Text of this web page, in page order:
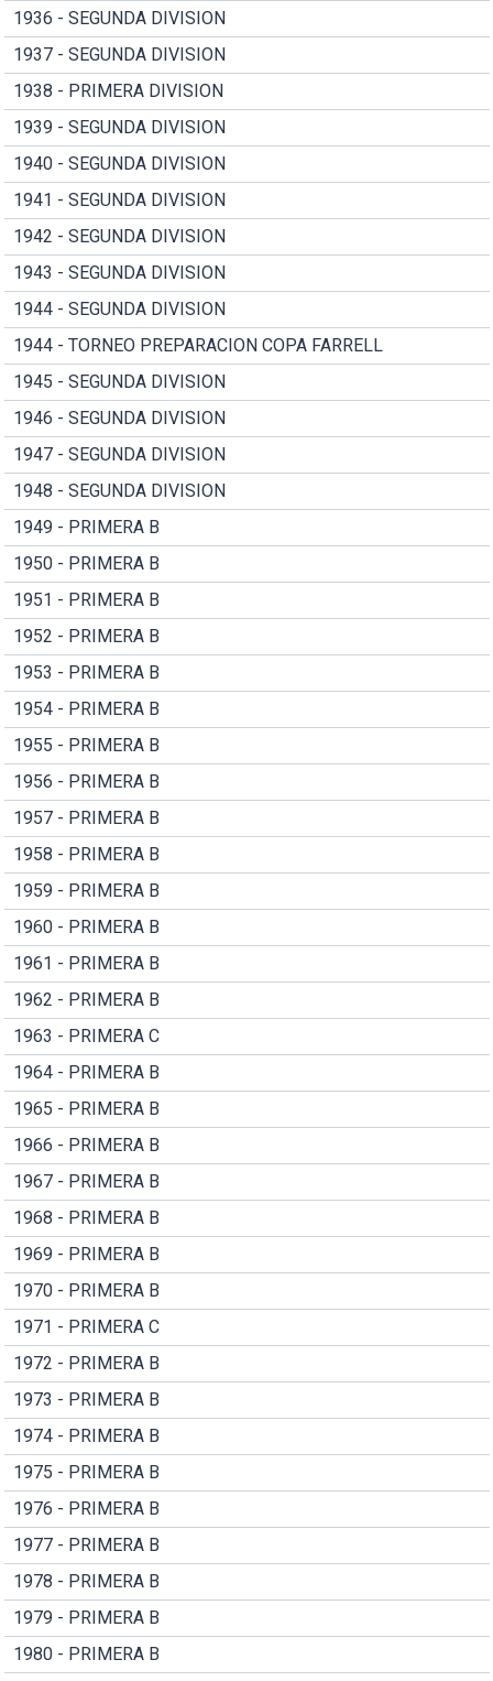
1936 - SEGUNDA DIVISION
1937 - SEGUNDA DIVISION
1938 - PRIMERA DIVISION
1939 - SEGUNDA DIVISION
1940 - SEGUNDA DIVISION
1941 - SEGUNDA DIVISION
1942 - SEGUNDA DIVISION
1943 - SEGUNDA DIVISION
1944 - SEGUNDA DIVISION
1944 - TORNEO PREPARACION COPA FARRELL
1945 - SEGUNDA DIVISION
1946 - SEGUNDA DIVISION
1947 - SEGUNDA DIVISION
1948 - SEGUNDA DIVISION
1949 - PRIMERA B
1950 - PRIMERA B
1951 - PRIMERA B
1952 - PRIMERA B
1953 - PRIMERA B
1954 - PRIMERA B
1955 - PRIMERA B
1956 - PRIMERA B
1957 - PRIMERA B
1958 - PRIMERA B
1959 - PRIMERA B
1960 - PRIMERA B
1961 - PRIMERA B
1962 - PRIMERA B
1963 - PRIMERA C
1964 - PRIMERA B
1965 - PRIMERA B
1966 - PRIMERA B
1967 - PRIMERA B
1968 - PRIMERA B
1969 - PRIMERA B
1970 - PRIMERA B
1971 - PRIMERA C
1972 - PRIMERA B
1973 - PRIMERA B
1974 - PRIMERA B
1975 - PRIMERA B
1976 - PRIMERA B
1977 - PRIMERA B
1978 - PRIMERA B
1979 - PRIMERA B
1980 - PRIMERA B